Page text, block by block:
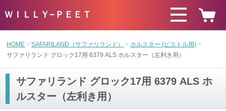
ＷＩＬＬＹ−ＰＥＥＴ
HOME SAFARILAND（サファリランド）
ホルスター (ピストル用)
サファリランド グロック17用 6379 ALS ホルスター（左利き用）
サファリランド グロック17用 6379 ALS ホ
ルスター（左利き用）